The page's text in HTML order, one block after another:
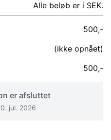
Alle beløb er i SEK.
500,-
(ikke opnået)
500,-
er afsluttet
jul. 2026